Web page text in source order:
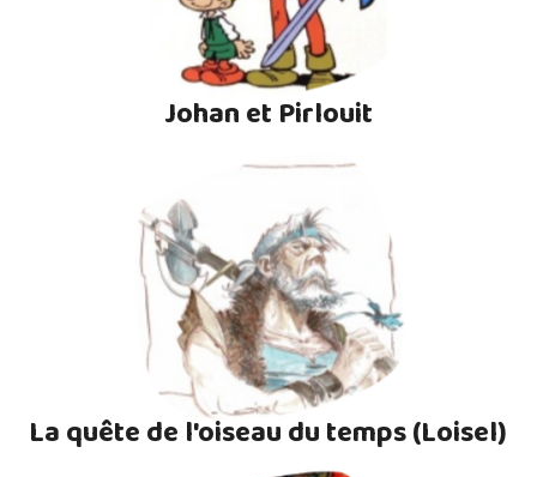
Johan et Pirlouit
La quête de l'oiseau du temps (Loisel)